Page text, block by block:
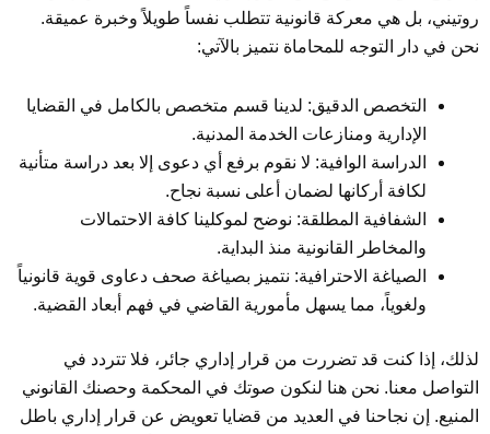
روتيني، بل هي معركة قانونية تتطلب نفساً طويلاً وخبرة عميقة.
نحن في دار التوجه للمحاماة نتميز بالآتي:
التخصص الدقيق: لدينا قسم متخصص بالكامل في القضايا
الإدارية ومنازعات الخدمة المدنية.
الدراسة الوافية: لا نقوم برفع أي دعوى إلا بعد دراسة متأنية
لكافة أركانها لضمان أعلى نسبة نجاح.
الشفافية المطلقة: نوضح لموكلينا كافة الاحتمالات
والمخاطر القانونية منذ البداية.
الصياغة الاحترافية: نتميز بصياغة صحف دعاوى قوية قانونياً
ولغوياً، مما يسهل مأمورية القاضي في فهم أبعاد القضية.
لذلك، إذا كنت قد تضررت من قرار إداري جائر، فلا تتردد في
التواصل معنا. نحن هنا لنكون صوتك في المحكمة وحصنك القانوني
المنيع. إن نجاحنا في العديد من قضايا تعويض عن قرار إداري باطل